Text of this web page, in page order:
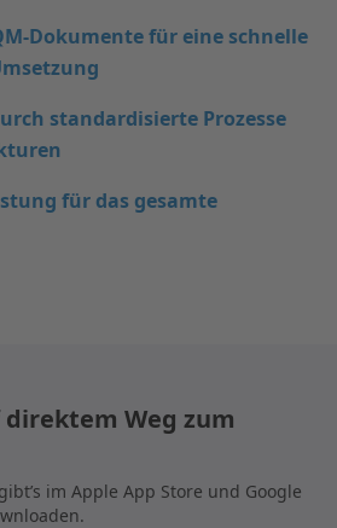
für eine schnelle
standardisierte Prozesse
für das gesamte
direktem Weg zum
im Apple App Store und Google